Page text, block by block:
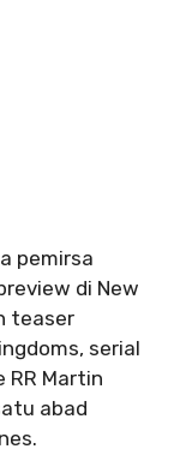
pemirsa
di New
teaser
serial
RR Martin
abad